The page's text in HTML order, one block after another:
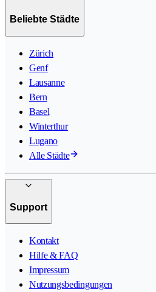
Beliebte Städte
Zürich
Genf
Lausanne
Bern
Basel
Winterthur
Lugano
Alle Städte
Support
Kontakt
Hilfe & FAQ
Impressum
Nutzungsbedingungen